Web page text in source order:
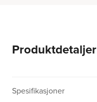
Produktdetaljer
Spesifikasjoner